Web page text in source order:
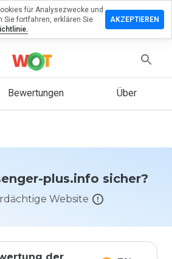
Bewertungen Über
plus.info sicher?
Website
für Analysezwecke und
Sie fortfahren, erklären Sie
AKZEPTIEREN